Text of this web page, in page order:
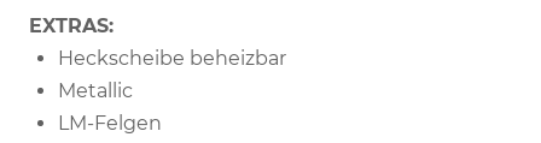
EXTRAS:
Heckscheibe beheizbar
Metallic
LM-Felgen